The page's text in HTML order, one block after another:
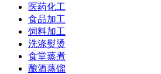
医药化工
食品加工
饲料加工
洗涤熨烫
食堂蒸煮
酿酒蒸馏